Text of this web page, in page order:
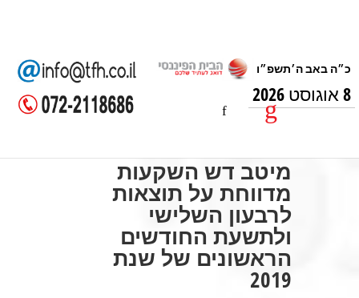
8 אוגוסט 2026
מיטב דש השקעות
מדווחת על תוצאות
לרבעון השלישי
ולתשעת החודשים
הראשונים של שנת
2019